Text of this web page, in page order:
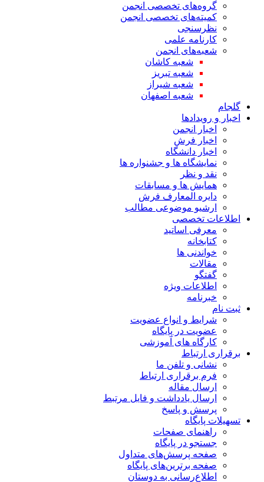
گروه‌های تخصصی انجمن
کمیته‌های تخصصی انجمن
نظرسنجی
کارنامه علمی
شعبه‌های انجمن
شعبه کاشان
شعبه تبریز
شعبه شیراز
شعبه اصفهان
گلجام
اخبار و رویدادها
اخبار انجمن
اخبار فرش
اخبار دانشگاه
نمایشگاه ها و جشنواره ها
نقد و نظر
همایش ها و مسابقات
دایره المعارف فرش
ارشیو موضوعی مطالب
اطلاعات تخصصی
معرفی اساتید
کتابخانه
خواندنی ها
مقالات
گفتگو
اطلاعات ویژه
خبرنامه
ثبت نام
شرایط و انواع عضویت
عضویت در پایگاه
کارگاه های آموزشی
برقراری ارتباط
نشانی و تلفن ما
فرم برقراری ارتباط
ارسال مقاله
ارسال یادداشت و فایل مرتبط
پرسش و پاسخ
تسهیلات پایگاه
راهنمای صفحات
جستجو در پایگاه
صفحه پرسش‌های متداول
صفحه برترین‌های پایگاه
اطلاع‌رسانی به دوستان